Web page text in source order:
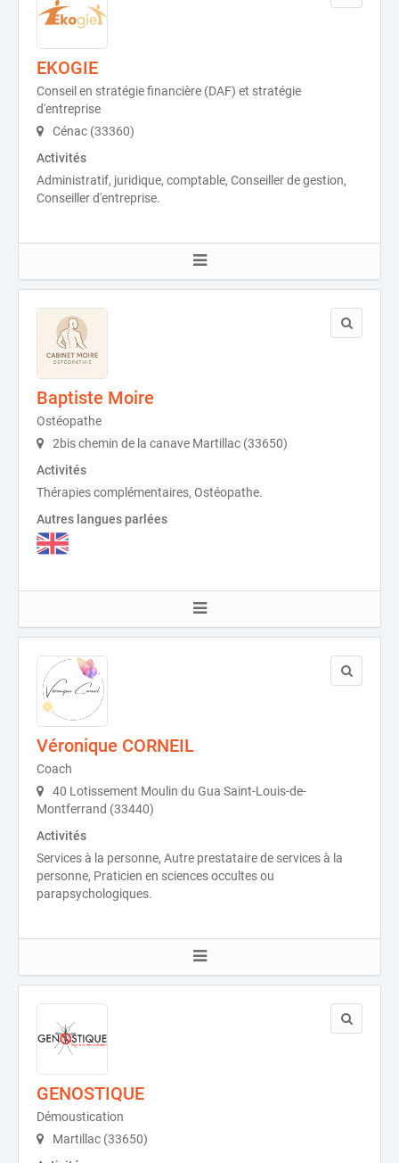
EKOGIE
Conseil en stratégie financière (DAF) et stratégie
d'entreprise
Cénac (33360)
Activités
Administratif, juridique, comptable, Conseiller de gestion,
Conseiller d'entreprise.
Baptiste Moire
Ostéopathe
2bis chemin de la canave Martillac (33650)
Activités
Thérapies complémentaires, Ostéopathe.
Autres langues parlées
Véronique CORNEIL
Coach
40 Lotissement Moulin du Gua Saint-Louis-de-
Montferrand (33440)
Activités
Services à la personne, Autre prestataire de services à la
personne, Praticien en sciences occultes ou
parapsychologiques.
GENOSTIQUE
Démoustication
Martillac (33650)